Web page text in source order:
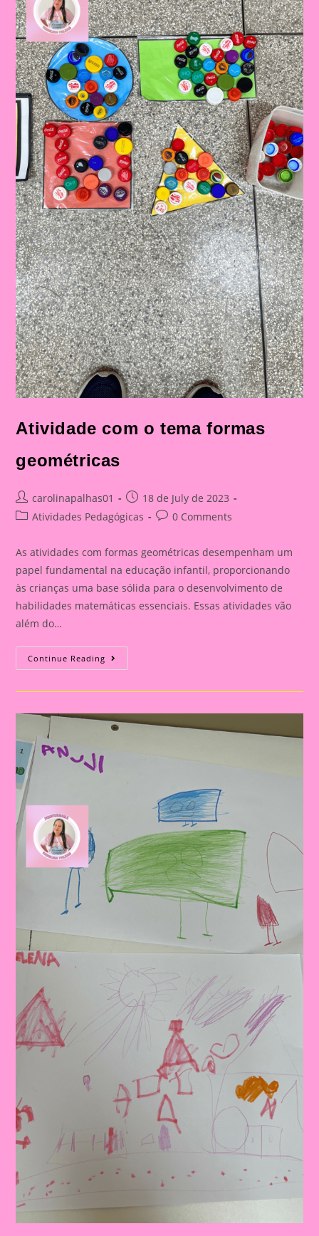
Atividade com o tema formas
geométricas
Post
author:
carolinapalhas01
Post
published:
18 de July de 2023
PostAtividades Pedagógicas
Post0 Comments
As atividades com formas geométricas desempenham um
papel fundamental na educação infantil, proporcionando
às crianças uma base sólida para o desenvolvimento de
habilidades matemáticas essenciais. Essas atividades vão
além do…
Continue Reading Atividade
Com